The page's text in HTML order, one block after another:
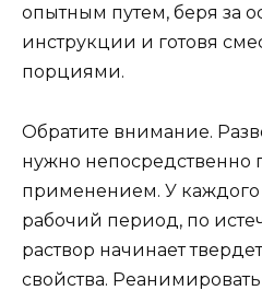
опытным путем, беря за
инструкции и готовя
порциями.
Обратите внимание.
нужно непосредственно
применением. У каждого
рабочий период, по
раствор начинает
свойства.